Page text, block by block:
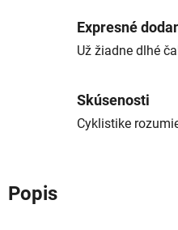
Expresné
Už žiadne dlhé
Skúsenosti
Cyklistike
Popis